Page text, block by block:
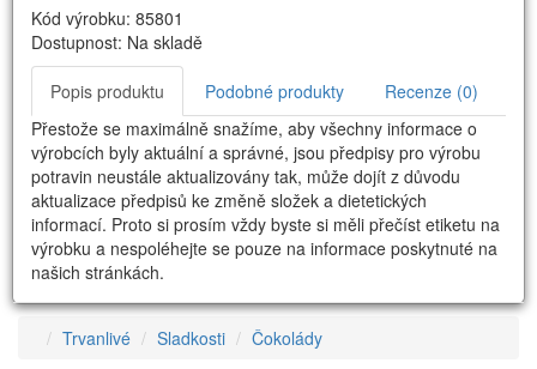
Kód výrobku: 85801
Dostupnost: Na skladě
Popis produktu Podobné produkty
Recenze (0)
Přestože se maximálně snažíme, aby všechny informace o
výrobcích byly aktuální a správné, jsou předpisy pro výrobu
potravin neustále aktualizovány tak, může dojít z důvodu
aktualizace předpisů ke změně složek a dietetických
informací. Proto si prosím vždy byste si měli přečíst etiketu na
výrobku a nespoléhejte se pouze na informace poskytnuté na
našich stránkách.
Trvanlivé Sladkosti Čokolády